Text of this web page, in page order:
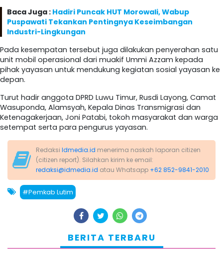
Baca Juga : Hadiri Puncak HUT Morowali, Wabup
Puspawati Tekankan Pentingnya Keseimbangan
Industri-Lingkungan
Pada kesempatan tersebut juga dilakukan penyerahan satu
unit mobil operasional dari muakif Ummi Azzam kepada
pihak yayasan untuk mendukung kegiatan sosial yayasan ke
depan.
Turut hadir anggota DPRD Luwu Timur, Rusdi Layong, Camat
Wasuponda, Alamsyah, Kepala Dinas Transmigrasi dan
Ketenagakerjaan, Joni Patabi, tokoh masyarakat dan warga
setempat serta para pengurus yayasan.
Redaksi Idmedia.id menerima naskah laporan citizen
(citizen report). Silahkan kirim ke email:
redaksi@idmedia.id atau Whatsapp +62 852-9841-2010
#Pemkab Lutim
BERITA TERBARU